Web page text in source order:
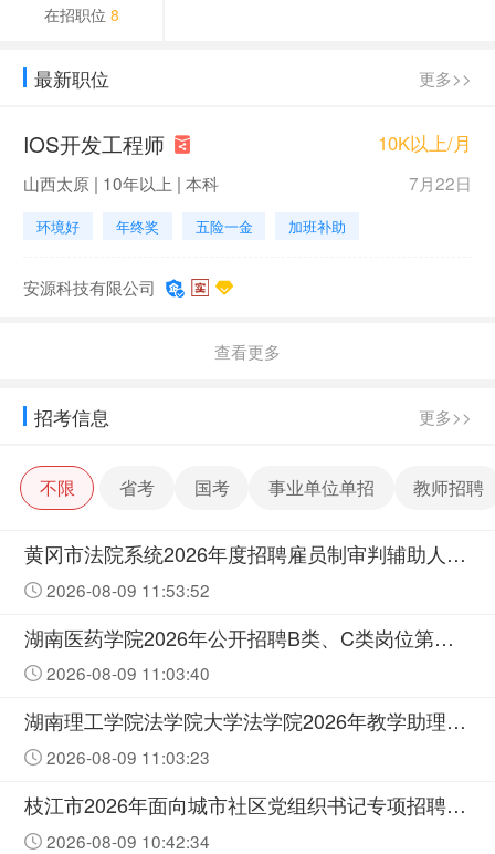
2022年湖北省成人高考考生报名须知
2024年湖北省中小学教师统一招聘考试信
2023年湖北统招专升本成绩查询通道（5月
文华学院2023年普通专升本招生简章
格木教育全体师生员工深切悼念江泽民同
在招职位 8
最新职位 更多>>
IOS开发工程师 10K以上/月
山西太原 | 10年以上 | 本科 7月22日
环境好 年终奖 五险一金 加班补助
安源科技有限公司
查看更多
招考信息 更多>>
不限 省考 国考 事业单位单招 教师招聘
黄冈市法院系统2026年度招聘雇员制审判辅助人员职业技能测试公告
2026-08-09 11:53:52
湖南医药学院2026年公开招聘B类、C类岗位第二次资格复审有关事项的通知
2026-08-09 11:03:40
湖南理工学院法学院大学法学院2026年教学助理岗位拟录用人员公示
2026-08-09 11:03:23
枝江市2026年面向城市社区党组织书记专项招聘事业单位工作人员面试成绩公告
2026-08-09 10:42:34